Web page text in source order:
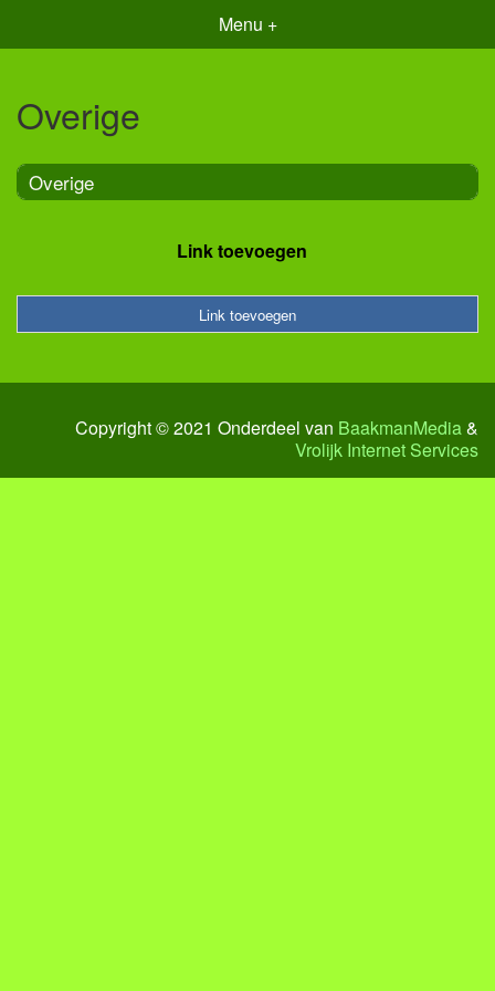
Menu +
Overige
Overige
Link toevoegen
Link toevoegen
Copyright © 2021 Onderdeel van BaakmanMedia&
Vrolijk Internet Services